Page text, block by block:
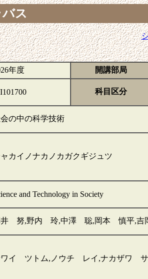
ス
年度
開講部局
科目区分
の中の科学技術
ャカイノナカノカガクギジュツ
and Technology in Society
井 努,野内 玲,中澤 聡,岡本 慎平,吉
イ ツトム,ノウチ レイ,ナカザワ